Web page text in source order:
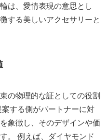
は、愛情表現の意思とし
する美しいアクセサリーと
の物理的な証としての役割
する側がパートナーに対
象徴し、そのデザインや価
。 例えば、ダイヤモンド